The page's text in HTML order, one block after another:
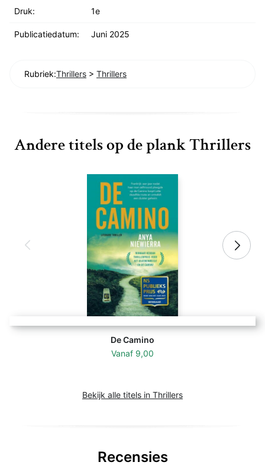
Druk: 1e
Publicatiedatum: Juni 2025
Rubriek:Thrillers > Thrillers
Andere titels op de plank Thrillers
De Camino
Vanaf 9,00
Bekijk alle titels in Thrillers
Recensies